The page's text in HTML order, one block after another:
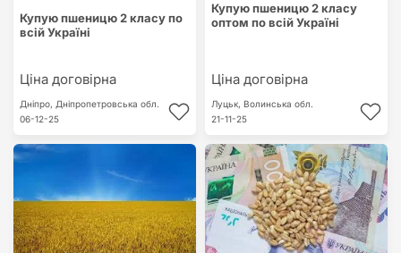
Купую пшеницю 2 класу по
всій Україні
Ціна договірна
Дніпро, Дніпропетровська обл.
06-12-25
Купую пшеницю 2 класу
оптом по всій Україні
Ціна договірна
Луцьк, Волинська обл.
21-11-25